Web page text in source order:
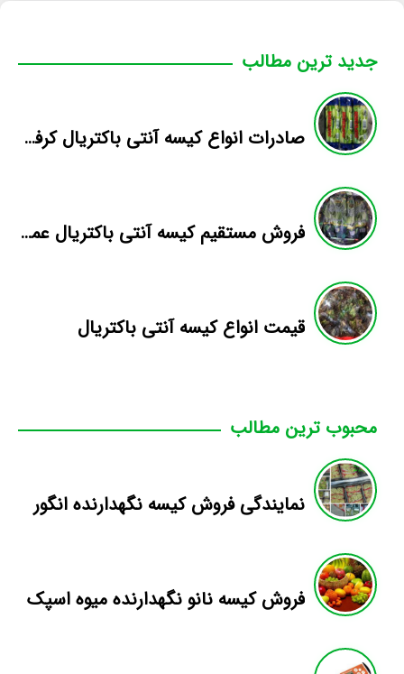
جدید ترین مطالب
صادرات انواع کیسه آنتی باکتریال کرفس
فروش مستقیم کیسه آنتی باکتریال عمده
قیمت انواع کیسه آنتی باکتریال
محبوب ترین مطالب
نمایندگی فروش کیسه نگهدارنده انگور
فروش کیسه نانو نگهدارنده میوه اسپک